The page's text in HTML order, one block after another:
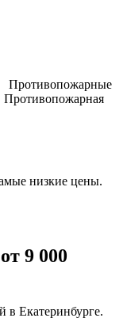
Противопожарные
Противопожарная
низкие цены.
9 000
в Екатеринбурге.